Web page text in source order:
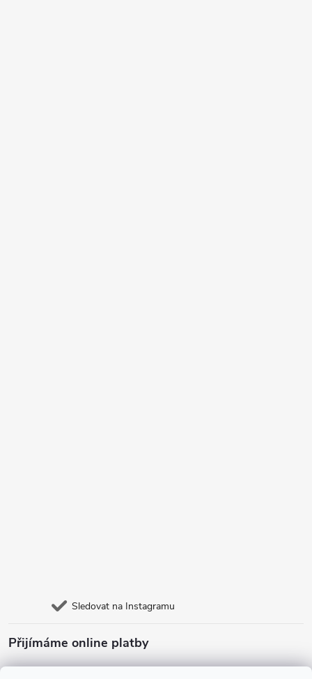
Sledovat na Instagramu
Přijímáme online platby